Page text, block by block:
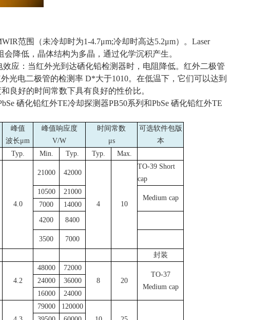
范围（未冷却时为1-4.7μm;冷却时高达5.2μm）。 Laser
降低，晶体结构为多晶，通过化学沉积产生。
应：当红外光到达硒化铅检测器时，电阻降低。红外二极管
光电二极管的检测率 D*大于1010。在低温下，它们可以达到
良好的时间常数下具有良好的性价比。
硒化铅红外TE冷却探测器PB50系列和PbSe 硒化铅红外TE
峰值
波长μm
峰值响应度
V/W
时间常数
μs
可选软件包版
本
Typ. Min. Typ. Typ. Max.
4.0
21000 42000
4 10
TO-39 Short
cap
10500
21000
Medium cap
7000
14000
4200 8400
3500 7000
封装
4.2
48000
72000
8
20
TO-37
Medium cap
24000
36000
16000
24000
79000
120000